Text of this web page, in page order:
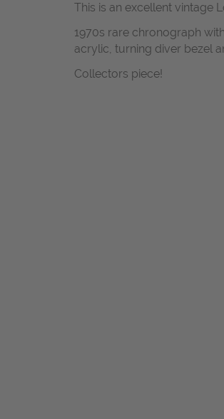
This is an excellent vintage
1970s rare chronograph
acrylic, turning diver bezel
Collectors piece!